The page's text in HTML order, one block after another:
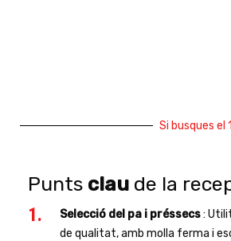
Si busques el
Punts clau de la
Selecció del pa i préssecs:
de qualitat, amb molla ferma i